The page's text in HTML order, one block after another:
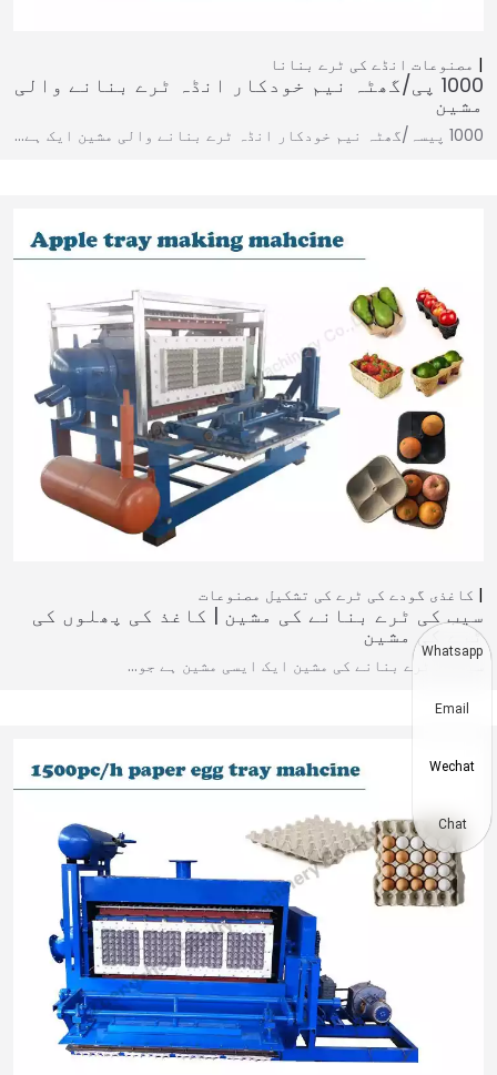
مصنوعات انڈے کی ٹرے بنانا
1000 پی/گھٹہ نیم خودکار انڈہ ٹرے بنانے والی
مشین
1000 پیسہ/گھٹہ نیم خودکار انڈہ ٹرے بنانے والی مشین ایک ہے…
کاغذی گودے کی ٹرے کی تشکیل مصنوعات
سیب کی ٹرے بنانے کی مشین | کاغذ کی پھلوں کی
ٹرے کی مشین
سیب کی ٹرے بنانے کی مشین ایک ایسی مشین ہے جو…
Whatsapp
Email
Wechat
Chat